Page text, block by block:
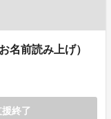
名前読み上げ）
援終了